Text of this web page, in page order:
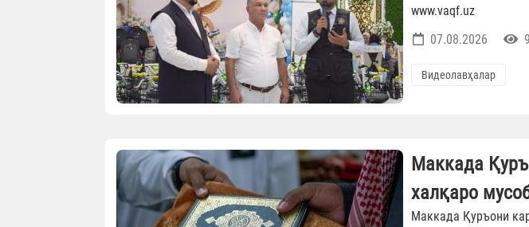
www.vaqf.uz
07.08.2026
Видеолавҳалар
Маккада
халқаро
Маккада Қуръони